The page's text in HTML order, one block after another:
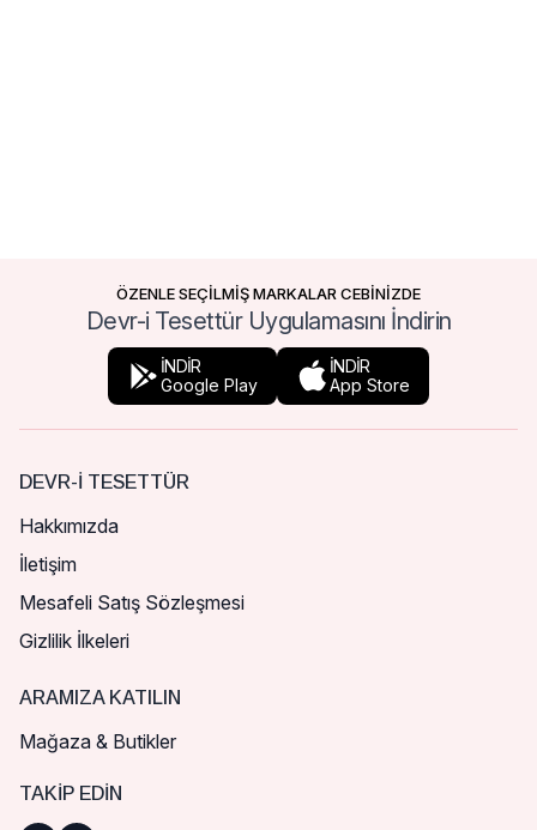
ÖZENLE SEÇİLMİŞ MARKALAR CEBİNİZDE
Devr-i Tesettür Uygulamasını İndirin
İNDİR
Google Play
İNDİR
App Store
DEVR-I TESETTÜR
Hakkımızda
İletişim
Mesafeli Satış Sözleşmesi
Gizlilik İlkeleri
ARAMIZA KATILIN
Mağaza & Butikler
TAKIP EDIN